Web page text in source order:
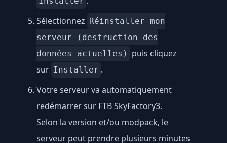
Sélectionnez Réinstaller mon
serveur (destruction des
données actuelles)
puis cliquez
sur Installer .
Votre serveur va automatiquement
redémarrer sur FTB SkyFactory3.
Selon la version et/ou modpack, le
serveur peut prendre plusieurs minutes